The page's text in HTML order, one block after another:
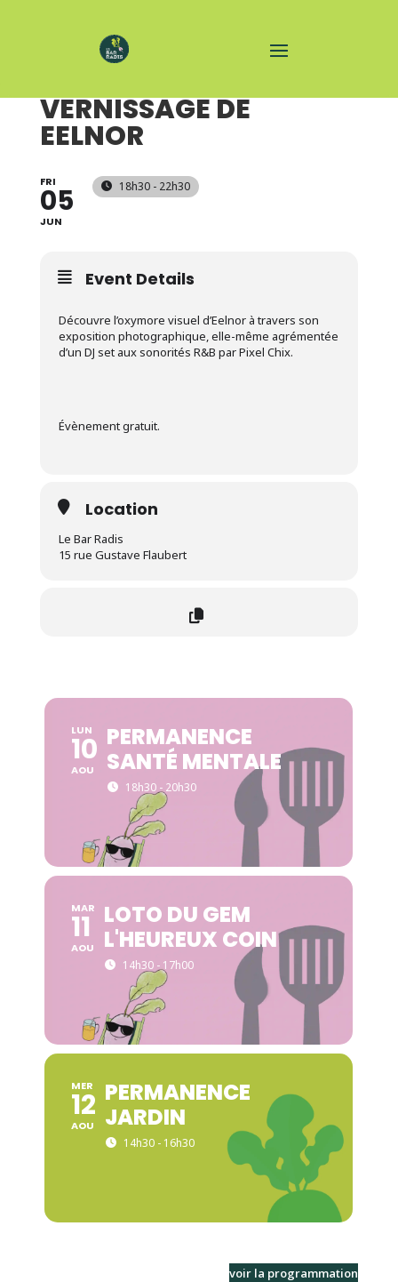
VERNISSAGE DE
EELNOR
FRI
05
JUN
18h30 - 22h30
Event Details
Découvre l’oxymore visuel d’Eelnor à travers son
exposition photographique, elle-même agrémentée
d’un DJ set aux sonorités R&B par Pixel Chix.
Évènement gratuit.
Location
Le Bar Radis
15 rue Gustave Flaubert
LUN
10
AOU
PERMANENCE
SANTÉ MENTALE
18h30 - 20h30
MAR
11
AOU
LOTO DU GEM
L'HEUREUX COIN
14h30 - 17h00
MER
12
AOU
PERMANENCE
JARDIN
14h30 - 16h30
voir la programmation